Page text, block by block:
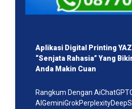
Aplikasi Digital Printing
“Senjata Rahasia” Yang
Anda Makin Cuan
Rangkum Dengan